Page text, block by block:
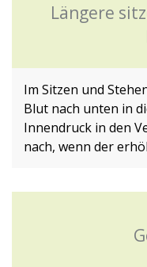
Längere
Im Sitzen und
Blut nach unten in
Innendruck in den
nach, wenn der